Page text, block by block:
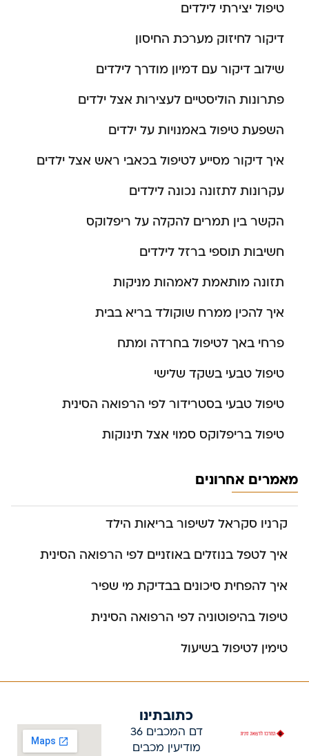
טיפול יצירתי לילדים
דיקור לחיזוק מערכת החיסון
שילוב דיקור עם דמיון מודרך לילדים
פתרונות הוליסטיים לעצירות אצל ילדים
השפעת טיפול באמנויות על ילדים
איך דיקור מסייע לטיפול בכאבי ראש אצל ילדים
עקרונות לתזונה נכונה לילדים
הקשר בין תמרים להקלה על ריפלוקס
חשיבות תוספי ברזל לילדים
תזונה מותאמת לאמהות מניקות
איך להכין ממרח שוקולד בריא בבית
פרחי באך לטיפול בחרדה ומתח
טיפול טבעי בשקד שלישי
טיפול טבעי בסטרידור לפי הרפואה הסינית
טיפול בריפלוקס סמוי אצל תינוקות
מאמרים אחרונים
קרניו סקראל לשיפור בריאות הילד
איך לטפל בנוזלים באוזניים לפי הרפואה הסינית
איך להפחית סיכונים בבדיקת מי שפיר
טיפול בהיפוטוניה לפי הרפואה הסינית
טימין לטיפול בשיעול
כתובתינו
דם המכבים 36
מודיעין מכבים